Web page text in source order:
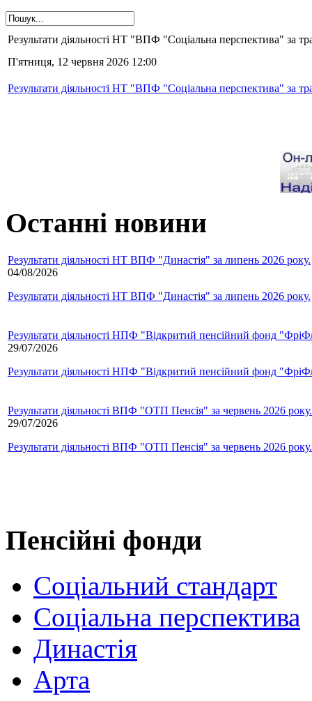
Результати діяльності НТ "ВПФ "Соціальна перспектива" за
П'ятниця, 12 червня 2026 12:00
Результати діяльності НТ "ВПФ "Соціальна перспектива" за
Останні новини
Результати діяльності НТ ВПФ "Династія" за липень 2026 року.
04/08/2026
Результати діяльності НТ ВПФ "Династія" за липень 2026 року.
Результати діяльності НПФ "Відкритий пенсійний фонд
29/07/2026
Результати діяльності НПФ "Відкритий пенсійний фонд
Результати діяльності ВПФ "ОТП Пенсія" за червень 2026 року.
29/07/2026
Результати діяльності ВПФ "ОТП Пенсія" за червень 2026 року.
Пенсійні фонди
Соціальний стандарт
Соціальна перспектива
Династія
Арта